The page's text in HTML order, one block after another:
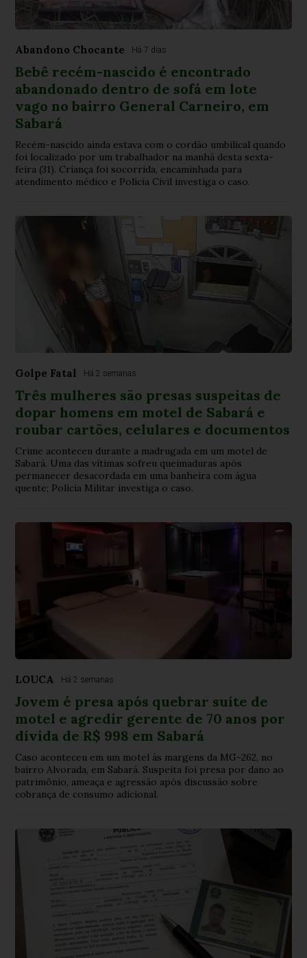
Abandono Chocante Há 7 dias
Bebê recém-nascido é encontrado
abandonado dentro de sofá em lote
vago no bairro General Carneiro, em
Sabará
Recém-nascido ainda estava com o cordão umbilical quando
foi localizado por um trabalhador na manhã desta sexta-
feira (31). Criança foi socorrida, encaminhada para
atendimento médico e Polícia Civil investiga o caso.
Golpe Fatal Há 2 semanas
Três mulheres são presas suspeitas de
dopar homens em motel de Sabará e
roubar cartões, celulares e documentos
Crime aconteceu durante a madrugada em um motel de
Sabará. Uma das vítimas sofreu queimaduras após
permanecer desacordada em uma banheira com água
quente; Polícia Militar investiga o caso.
LOUCA Há 2 semanas
Jovem é presa após quebrar suíte de
motel e agredir gerente de 70 anos por
dívida de R$ 998 em Sabará
Caso aconteceu em um motel às margens da MG-262, no
bairro Alvorada, em Sabará. Suspeita foi presa por dano ao
patrimônio, ameaça e agressão após discussão sobre
cobrança de consumo adicional.